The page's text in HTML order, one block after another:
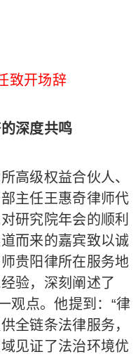
致开场辞
深度共鸣
级权益合伙人、
主任王惠奇律师代
研究院年会的顺利
而来的嘉宾致以诚
贵阳律所在服务地
验，深刻阐述了
观点。他提到：“律
全链条法律服务，
见证了法治环境优